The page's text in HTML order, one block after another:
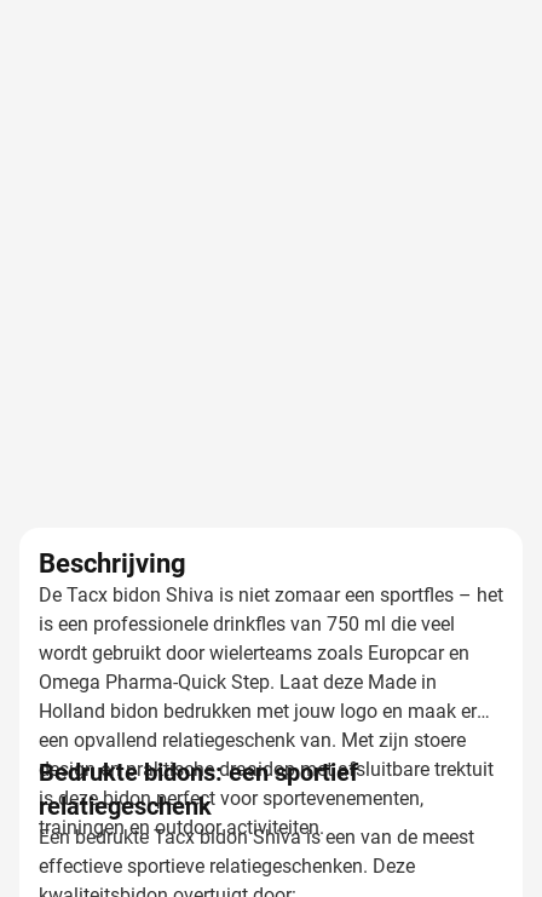
Beschrijving
De Tacx bidon Shiva is niet zomaar een sportfles – het
is een professionele drinkfles van 750 ml die veel
wordt gebruikt door wielerteams zoals Europcar en
Omega Pharma-Quick Step. Laat deze Made in
Holland bidon bedrukken met jouw logo en maak er
een opvallend relatiegeschenk van. Met zijn stoere
design en praktische draaidop met afsluitbare trektuit
is deze bidon perfect voor sportevenementen,
trainingen en outdoor activiteiten.
Bedrukte bidons: een sportief
relatiegeschenk
Een bedrukte Tacx bidon Shiva is een van de meest
effectieve sportieve relatiegeschenken. Deze